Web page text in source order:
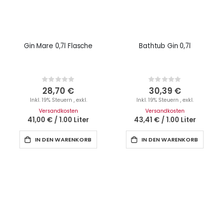
Gin Mare 0,7l Flasche
Rating:
0%
28,70 €
Inkl. 19% Steuern , exkl.
Versandkosten
41,00 € / 1.00 Liter
IN DEN WARENKORB
Bathtub Gin 0,7l
Rating:
0%
30,39 €
Inkl. 19% Steuern , exkl.
Versandkosten
43,41 € / 1.00 Liter
IN DEN WARENKORB